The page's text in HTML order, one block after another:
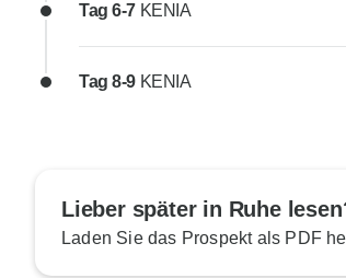
Tag 6-7 KENIA
Tag 8-9 KENIA
Lieber später in Ruhe
Laden Sie das Prospekt als PDF